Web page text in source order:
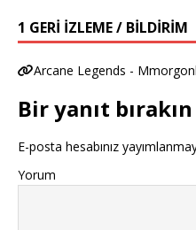
1 GERI IZLEME / BILDIRIM
Arcane Legends -
Bir yanıt bırakın
E-posta hesabınız
Yorum